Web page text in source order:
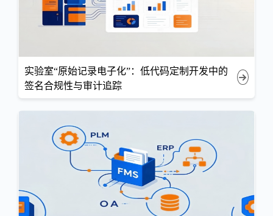
实验室“原始记录电子化”：低代码定制开发中的
签名合规性与审计追踪